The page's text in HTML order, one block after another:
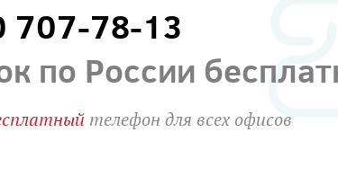
707-78-13
по России
телефон для всех офисов